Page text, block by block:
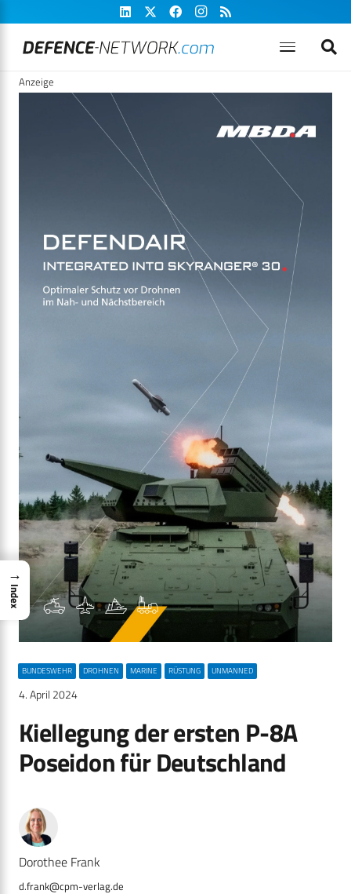
Anzeige
BUNDESWEHR DROHNEN MARINE RÜSTUNG UNMANNED
4. April 2024
Kiellegung der ersten P-8A
Poseidon für Deutschland
Dorothee Frank
d.frank@cpm-verlag.de
→
Index